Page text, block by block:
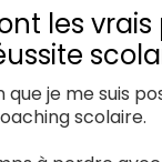
les
je me suis
scolaire.